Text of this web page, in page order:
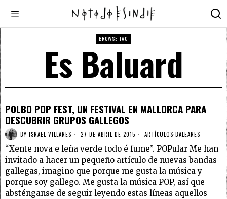
BROWSE TAG
Es Baluard
POLBO POP FEST, UN FESTIVAL EN MALLORCA PARA
DESCUBRIR GRUPOS GALLEGOS
BY ISRAEL VILLARES 27 DE ABRIL DE 2015 ARTÍCULOS·BALEARES
“Xente nova e leña verde todo é fume”. POPular Me han
invitado a hacer un pequeño artículo de nuevas bandas
gallegas, imagino que porque me gusta la música y
porque soy gallego. Me gusta la música POP, así que
absténganse de seguir leyendo estas líneas aquellos